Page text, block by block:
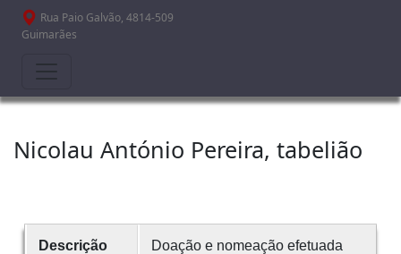
Passar para o conteúdo principal
Rua Paio Galvão, 4814-509
Guimarães
Nicolau António Pereira, tabelião
Descrição
Doação e nomeação efetuada